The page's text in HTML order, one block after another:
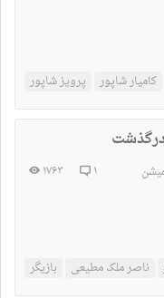
کامیار شاپور پرویز شاپور
۱ ۱۷۶۳
ناصر ملک مطیعی بازیگر